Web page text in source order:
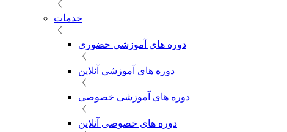
خدمات
دوره های آموزشی حضوری
دوره های آموزشی آنلاین
دوره های آموزشی خصوصی
دوره های خصوصی آنلاین